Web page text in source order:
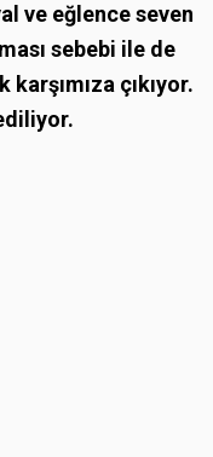
ve eğlence seven
sebebi ile de
çıkıyor.